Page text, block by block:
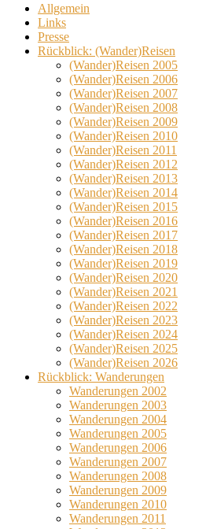
Allgemein
Links
Presse
Rückblick: (Wander)Reisen
(Wander)Reisen 2005
(Wander)Reisen 2006
(Wander)Reisen 2007
(Wander)Reisen 2008
(Wander)Reisen 2009
(Wander)Reisen 2010
(Wander)Reisen 2011
(Wander)Reisen 2012
(Wander)Reisen 2013
(Wander)Reisen 2014
(Wander)Reisen 2015
(Wander)Reisen 2016
(Wander)Reisen 2017
(Wander)Reisen 2018
(Wander)Reisen 2019
(Wander)Reisen 2020
(Wander)Reisen 2021
(Wander)Reisen 2022
(Wander)Reisen 2023
(Wander)Reisen 2024
(Wander)Reisen 2025
(Wander)Reisen 2026
Rückblick: Wanderungen
Wanderungen 2002
Wanderungen 2003
Wanderungen 2004
Wanderungen 2005
Wanderungen 2006
Wanderungen 2007
Wanderungen 2008
Wanderungen 2009
Wanderungen 2010
Wanderungen 2011